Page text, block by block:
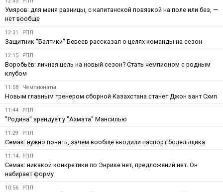
Умяров: для меня разницы, с капитанской повязкой на поле или без, —
нет вообще
12:31 РПЛ
Защитник "Балтики" Бевеев рассказал о целях команды на сезон
12:15 РПЛ
Воробьёв: личная цель на новый сезон? Стать чемпионом с родным
клубом
11:58 Чемпионаты
Новым главным тренером сборной Казахстана станет Джон вант Схип
11:44 РПЛ
"Родина" арендует у "Ахмата" Мансилью
11:29 РПЛ
Семак: нужно понять, зачем вообще вводили паспорт болельщика
11:14 РПЛ
Семак: никакой конкретики по Энрике нет, предложений нет. Он
набирает форму
10:56 РПЛ